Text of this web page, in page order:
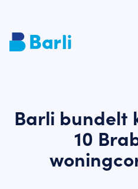
Barli bundelt
10